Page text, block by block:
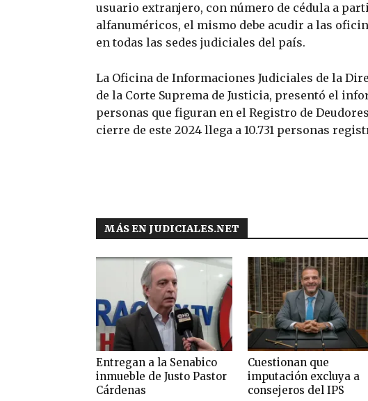
usuario extranjero, con número de cédula a
alfanuméricos, el mismo debe acudir a las
en todas las sedes judiciales del país.
La Oficina de Informaciones Judiciales de la
de la Corte Suprema de Justicia, presentó el
personas que figuran en el Registro de
cierre de este 2024 llega a 10.731 personas
MÁS EN JUDICIALES.NET
Entregan a la Senabico
inmueble de Justo Pastor
Cárdenas
Cuestionan que
imputación excluya a
consejeros del IPS